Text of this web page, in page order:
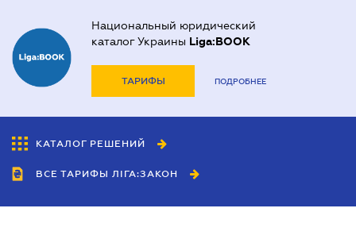
Национальный юридический
каталог Украины Liga:BOOK
ТАРИФЫ ПОДРОБНЕЕ
КАТАЛОГ РЕШЕНИЙ
ВСЕ ТАРИФЫ ЛІГА:ЗАКОН